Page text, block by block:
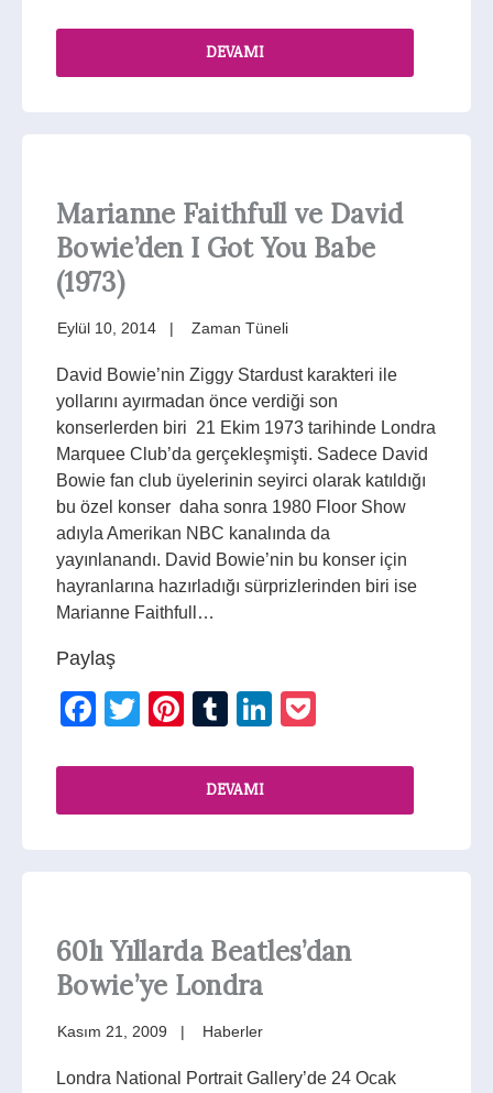
DEVAMI
Marianne Faithfull ve David
Bowie’den I Got You Babe
(1973)
Eylül 10, 2014 Zaman Tüneli
David Bowie’nin Ziggy Stardust karakteri ile
yollarını ayırmadan önce verdiği son
konserlerden biri 21 Ekim 1973 tarihinde Londra
Marquee Club’da gerçekleşmişti. Sadece David
Bowie fan club üyelerinin seyirci olarak katıldığı
bu özel konser daha sonra 1980 Floor Show
adıyla Amerikan NBC kanalında da
yayınlanandı. David Bowie’nin bu konser için
hayranlarına hazırladığı sürprizlerinden biri ise
Marianne Faithfull…
Paylaş
Facebook
TwitterPinterest
TumblrLinkedIn
DEVAMI
60lı Yıllarda Beatles’dan
Bowie’ye Londra
Kasım 21, 2009 Haberler
Londra National Portrait Gallery’de 24 Ocak